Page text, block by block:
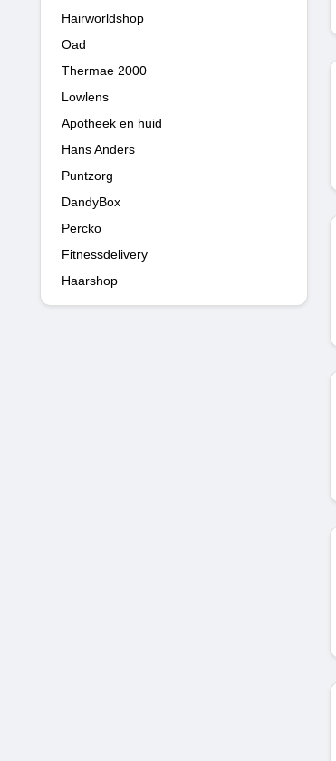
Hairworldshop
Oad
Thermae 2000
Lowlens
Apotheek en huid
Hans Anders
Puntzorg
DandyBox
Percko
Fitnessdelivery
Haarshop